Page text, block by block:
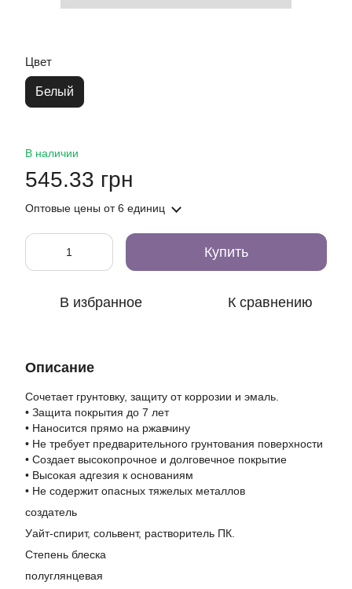
Цвет
Белый
В наличии
545.33 грн
Оптовые цены от 6 единиц
Купить
В избранное К сравнению
Описание
Сочетает грунтовку, защиту от коррозии и эмаль.
• Защита покрытия до 7 лет
• Наносится прямо на ржавчину
• Не требует предварительного грунтования поверхности
• Создает высокопрочное и долговечное покрытие
• Высокая адгезия к основаниям
• Не содержит опасных тяжелых металлов
создатель
Уайт-спирит, сольвент, растворитель ПК.
Степень блеска
полуглянцевая